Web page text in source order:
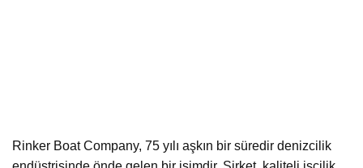
Rinker Boat Company, 75 yılı aşkın bir süredir denizcilik